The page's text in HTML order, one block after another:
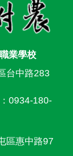
業學校
台中路283
0934-180-
區惠中路97